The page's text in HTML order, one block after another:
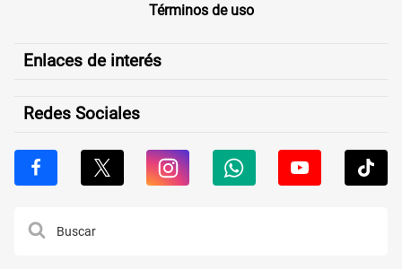
Términos de uso
Enlaces de interés
Redes Sociales